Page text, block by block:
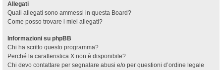
Allegati
Quali allegati sono ammessi in questa Board?
Come posso trovare i miei allegati?
Informazioni su phpBB
Chi ha scritto questo programma?
Perché la caratteristica X non è disponibile?
Chi devo contattare per segnalare abusi e/o per questioni d’ordine legale